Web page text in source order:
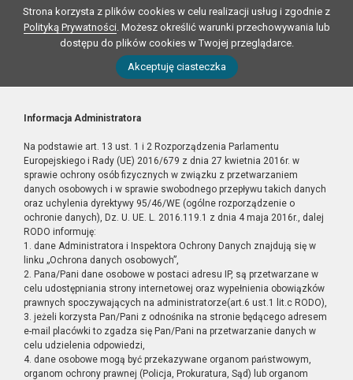
Strona korzysta z plików cookies w celu realizacji usług i zgodnie z
Polityką Prywatności. Możesz określić warunki przechowywania lub
dostępu do plików cookies w Twojej przeglądarce.
Akceptuję ciasteczka
Informacja Administratora
Na podstawie art. 13 ust. 1 i 2 Rozporządzenia Parlamentu
Europejskiego i Rady (UE) 2016/679 z dnia 27 kwietnia 2016r. w
sprawie ochrony osób fizycznych w związku z przetwarzaniem
danych osobowych i w sprawie swobodnego przepływu takich danych
oraz uchylenia dyrektywy 95/46/WE (ogólne rozporządzenie o
ochronie danych), Dz. U. UE. L. 2016.119.1 z dnia 4 maja 2016r., dalej
RODO informuję:
1. dane Administratora i Inspektora Ochrony Danych znajdują się w
linku „Ochrona danych osobowych”,
2. Pana/Pani dane osobowe w postaci adresu IP, są przetwarzane w
celu udostępniania strony internetowej oraz wypełnienia obowiązków
prawnych spoczywających na administratorze(art.6 ust.1 lit.c RODO),
3. jeżeli korzysta Pan/Pani z odnośnika na stronie będącego adresem
e-mail placówki to zgadza się Pan/Pani na przetwarzanie danych w
celu udzielenia odpowiedzi,
4. dane osobowe mogą być przekazywane organom państwowym,
organom ochrony prawnej (Policja, Prokuratura, Sąd) lub organom